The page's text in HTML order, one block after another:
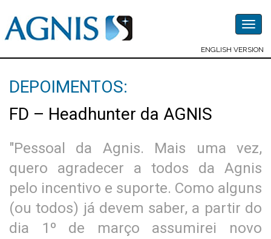
ENGLISH VERSION
DEPOIMENTOS:
FD – Headhunter da AGNIS
"Pessoal da Agnis. Mais uma vez,
quero agradecer a todos da Agnis
pelo incentivo e suporte. Como alguns
(ou todos) já devem saber, a partir do
dia 1º de março assumirei novo